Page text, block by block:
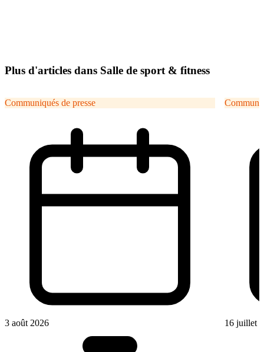
Plus d'articles dans Salle de sport & fitness
Communiqués de presse
3 août 2026 16 juillet